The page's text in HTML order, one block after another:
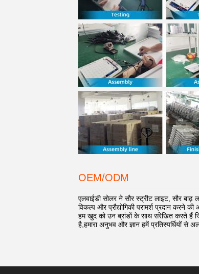
OEM/ODM
एलवाईडी सोलर ने सौर स्ट्रीट लाइट, सौर
विकल्प और प्रौद्योगिकी परामर्श प्रदान करने
हम खुद को उन ब्रांडों के साथ संरेखित करते हैं
है,हमारा अनुभव और ज्ञान हमें प्रतिस्पर्धियों से